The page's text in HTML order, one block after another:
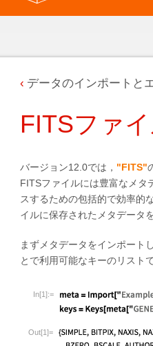
データのインポートと
FITSファ
バージョン12.0では， "FITS"
FITSファイルには豊富なメタ
スするための包括的で効率的
イルに保存されたメタデータ
まずメタデータをインポート
とで利用可能なキーのリスト
In[1]:=
Out[1]=